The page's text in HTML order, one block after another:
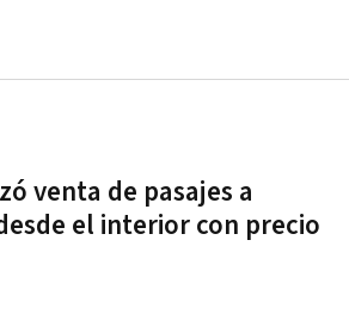
venta de pasajes a
el interior con precio